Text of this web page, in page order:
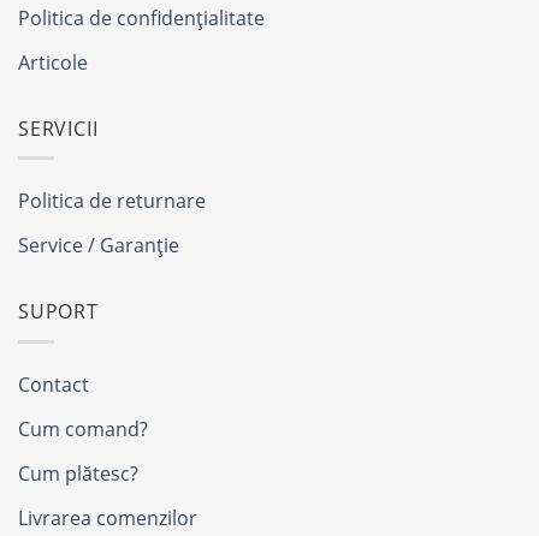
Politica de confidențialitate
Articole
SERVICII
Politica de returnare
Service / Garanție
SUPORT
Contact
Cum comand?
Cum plătesc?
Livrarea comenzilor